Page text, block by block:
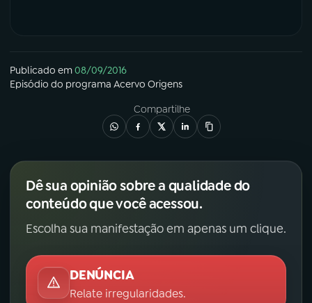
Publicado em08/09/2016
Episódio do programa Acervo Origens
Compartilhe
Dê sua opinião sobre a qualidade do
conteúdo que você acessou.
Escolha sua manifestação em apenas um clique.
DENÚNCIA
Relate irregularidades.